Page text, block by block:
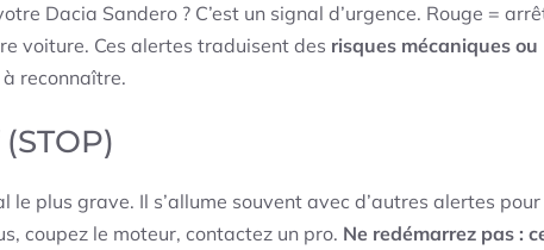
Dacia Sandero ? C’est un signal d’urgence. Rouge =
voiture. Ces alertes traduisent des risques mécaniques ou
reconnaître.
le plus grave. Il s’allume souvent avec d’autres alertes pour
coupez le moteur, contactez un pro. Ne redémarrez pas :